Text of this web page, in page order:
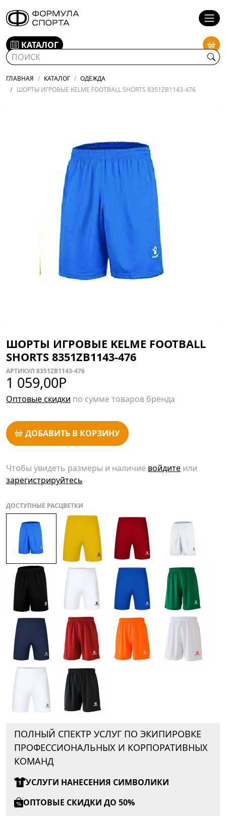
КАТАЛОГ
ГЛАВНАЯ КАТАЛОГ
ОДЕЖДА
ШОРТЫ ИГРОВЫЕ KELME FOOTBALL SHORTS 8351ZB1143-476
ШОРТЫ ИГРОВЫЕ KELME FOOTBALL
SHORTS 8351ZB1143-476
АРТИКУЛ 8351ZB1143-476
1 059,00Р
Оптовые скидки по сумме товаров бренда
ДОБАВИТЬ В КОРЗИНУ
Чтобы увидеть размеры и наличие войдите или
зарегистрируйтесь
ДОСТУПНЫЕ РАСЦВЕТКИ
ПОЛНЫЙ СПЕКТР УСЛУГ ПО ЭКИПИРОВКЕ
ПРОФЕССИОНАЛЬНЫХ И КОРПОРАТИВНЫХ
КОМАНД
УСЛУГИ НАНЕСЕНИЯ СИМВОЛИКИ
ОПТОВЫЕ СКИДКИ ДО 50%